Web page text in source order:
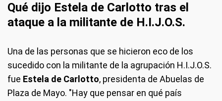
Qué dijo Estela de Carlotto tras el
ataque a la militante de H.I.J.O.S.
Una de las personas que se hicieron eco de los
sucedido con la militante de la agrupación H.I.J.O.S.
fue Estela de Carlotto, presidenta de Abuelas de
Plaza de Mayo. "Hay que pensar en qué país